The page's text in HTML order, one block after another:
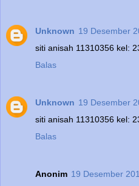
Unknown 19 Desember
siti anisah 11310356 kel:
Balas
Unknown 19 Desember
siti anisah 11310356 kel:
Balas
Anonim 19 Desember